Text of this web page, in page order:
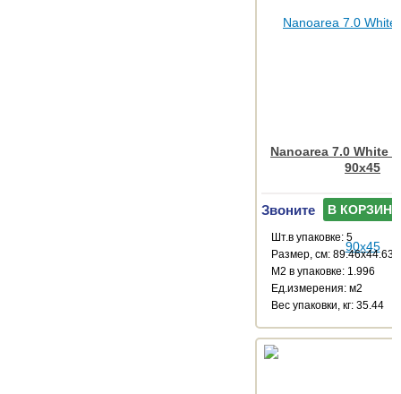
Nanoarea 7.0 White
90x45
Звоните В КОРЗИНУ
Шт.в упаковке: 5
Размер, см: 89.46x44.63
М2 в упаковке: 1.996
Ед.измерения: м2
Веc упаковки, кг: 35.44